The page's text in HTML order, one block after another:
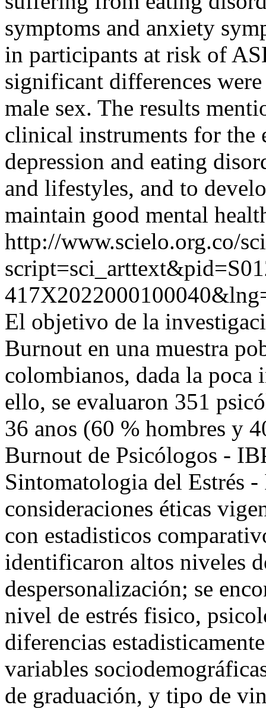
symptoms and anxiety
in participants at risk of
significant differences
male sex. The results
clinical instruments for the
depression and eating
and lifestyles, and to
maintain good mental
http://www.scielo.org.co/
El objetivo de la
Burnout en una muestra
colombianos, dada la poca
ello, se evaluaron 351
36 anos (60 % hombres y
Burnout de Psicólogos -
Sintomatologia del Estrés
consideraciones éticas
con estadisticos
identificaron altos niveles
despersonalización; se
nivel de estrés fisico,
diferencias
variables
de graduación, y tipo de